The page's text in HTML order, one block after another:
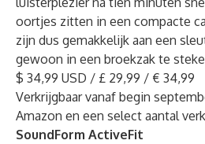
oortjes zitten in een compacte
zijn dus gemakkelijk aan een
gewoon in een broekzak te
$ 34,99 USD / £ 29,99 / € 34,99
Verkrijgbaar vanaf begin
Amazon en een select aantal
SoundForm ActiveFit